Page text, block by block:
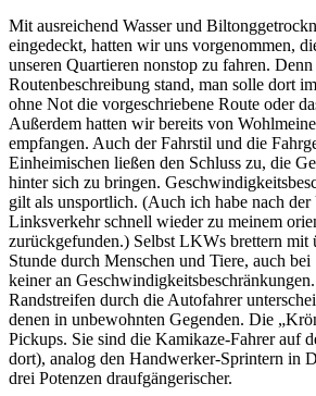
Mit ausreichend Wasser und Biltong
eingedeckt, hatten wir uns vorgenommen,
unseren Quartieren nonstop zu fahren.
Routenbeschreibung stand, man solle dort
ohne Not die vorgeschriebene Route oder
Außerdem hatten wir bereits von
empfangen. Auch der Fahrstil und die
Einheimischen ließen den Schluss zu, die
hinter sich zu bringen.
gilt als unsportlich. (Auch ich habe nach
Linksverkehr schnell wieder zu meinem
zurückgefunden.) Selbst LKWs brettern mit
Stunde durch Menschen und Tiere, auch
keiner an
Randstreifen durch die Autofahrer
denen in unbewohnten Gegenden. Die
Pickups. Sie sind die Kamikaze-Fahrer auf
dort), analog den Handwerker-Sprintern in
drei Potenzen draufgängerischer.